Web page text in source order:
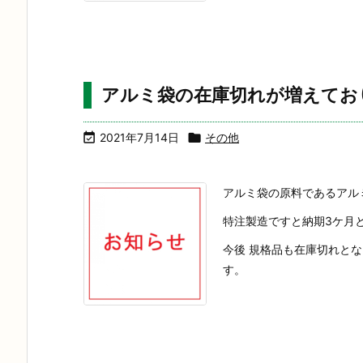
アルミ袋の在庫切れが増えて
 2021年7月14日  その他
アルミ袋の原料であるア
特注製造ですと納期3ケ月
今後 規格品も在庫切れと
す。